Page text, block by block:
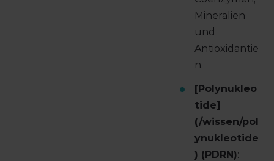
Mineralien
und
Antioxidantie
n.
[Polynukleo
tide]
(/wissen/pol
ynukleotide
) (PDRN):